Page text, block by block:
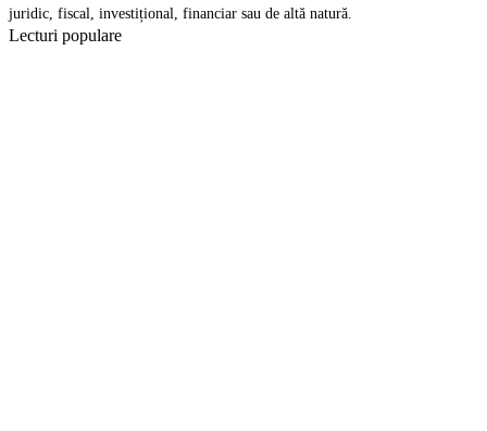
juridic, fiscal, investițional, financiar sau de altă natură.
Lecturi populare